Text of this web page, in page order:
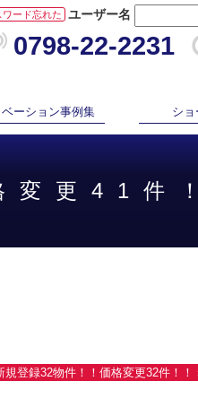
ユーザー名
ワード忘れた
0798-22-2231
ベーション事例集 ショ
変更41件
規登録32物件！！価格変更32件！！